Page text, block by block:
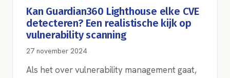
Kan Guardian360 Lighthouse elke CVE
detecteren? Een realistische kijk op
vulnerability scanning
27 november 2024
Als het over vulnerability management gaat,